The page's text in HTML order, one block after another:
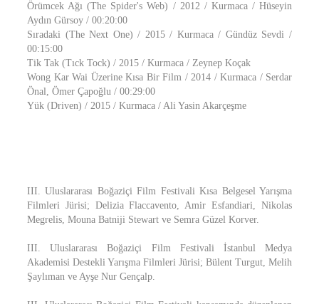
Örümcek Ağı (The Spider's Web) / 2012 / Kurmaca / Hüseyin
Aydın Gürsoy / 00:20:00
Sıradaki (The Next One) / 2015 / Kurmaca / Gündüz Sevdi /
00:15:00
Tik Tak (Tıck Tock) / 2015 / Kurmaca / Zeynep Koçak
Wong Kar Wai Üzerine Kısa Bir Film / 2014 / Kurmaca / Serdar
Önal, Ömer Çapoğlu / 00:29:00
Yük (Driven) / 2015 / Kurmaca / Ali Yasin Akarçeşme
III. Uluslararası Boğaziçi Film Festivali Kısa Belgesel Yarışma
Filmleri Jürisi; Delizia Flaccavento, Amir Esfandiari, Nikolas
Megrelis, Mouna Batniji Stewart ve Semra Güzel Korver.
III. Uluslararası Boğaziçi Film Festivali İstanbul Medya
Akademisi Destekli Yarışma Filmleri Jürisi; Bülent Turgut, Melih
Şaylıman ve Ayşe Nur Gençalp.